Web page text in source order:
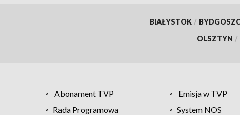
BIAŁYSTOK /
OLSZTYN /
Abonament TVP Emisja w TVP
Rada Programowa
System NOS